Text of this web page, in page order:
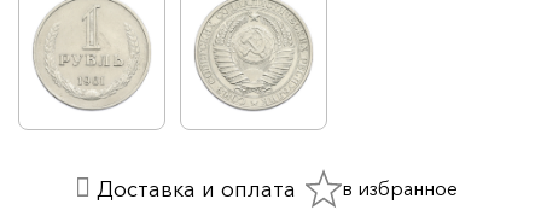
Доставка и оплата в избранное